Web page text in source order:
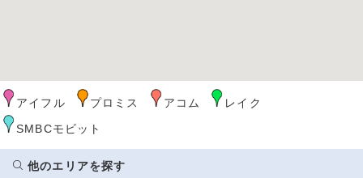
アイフル プロミス アコム
レイク
SMBCモビット
他のエリアを探す